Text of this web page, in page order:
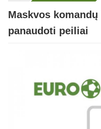
Maskvos
panaudoti peiliai